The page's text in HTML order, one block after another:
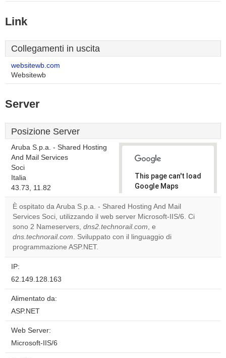
Link
Collegamenti in uscita
websitewb.com
Websitewb
Server
Posizione Server
Aruba S.p.a. - Shared Hosting
And Mail Services
Soci
Italia
43.73, 11.82
This page can't load
Google Maps
correctly.
Do you
own this
website?
È ospitato da Aruba S.p.a. - Shared Hosting And Mail
Services Soci, utilizzando il web server Microsoft-IIS/6. Ci
sono 2 Nameservers, dns2.technorail.com, e
dns.technorail.com. Sviluppato con il linguaggio di
programmazione ASP.NET.
IP:
62.149.128.163
Alimentato da:
ASP.NET
Web Server:
Microsoft-IIS/6